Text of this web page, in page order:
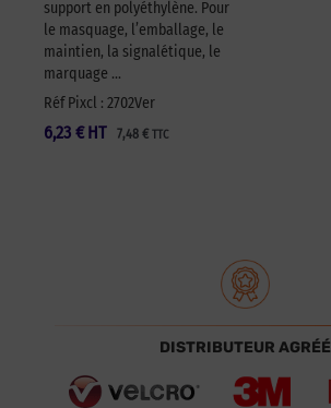
support en polyéthylène. Pour
le masquage, l’emballage, le
maintien, la signalétique, le
marquage …
Réf Pixcl : 2702Ver
6,23 € 7,48 € TTC
HT
DISTRIBUTEUR AGRÉÉ